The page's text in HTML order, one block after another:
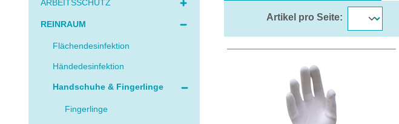
ARBEITSSCHUTZ
REINRAUM
Flächendesinfektion
Händedesinfektion
Handschuhe & Fingerlinge
Fingerlinge
Artikel pro Seite: